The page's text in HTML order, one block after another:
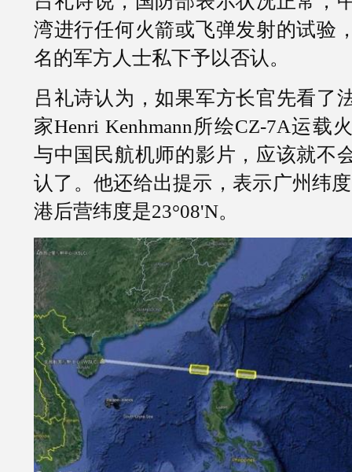
湾进行任何火箭或飞弹发射的试验
名的军方人士私下予以否认。
吕礼诗认为，如果军方长官先看了
家Henri Kenhmann所绘CZ-7A运载
与中国民航机师的影片，应该就不
认了。他还给出提示，表示广州纬
港后营纬度是23°08'N。